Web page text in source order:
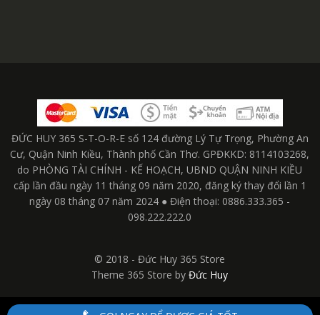
ĐỨC HUY 365 S-T-O-R-E số 124 đường Lý Tự Trọng, Phường An
Cư, Quận Ninh Kiều, Thành phố Cần Thơ. GPĐKKD: 8114103268,
do PHÒNG TÀI CHÍNH - KẾ HOẠCH, UBND QUẬN NINH KIỀU
cấp lần đầu ngày 11 tháng 09 năm 2020, đăng ký thay đổi lần 1
ngày 08 tháng 07 năm 2024 ● Điện thoại: 0886.333.365 -
098.222.222.0
© 2018 - Đức Huy 365 Store
Theme 365 Store byĐức Huy